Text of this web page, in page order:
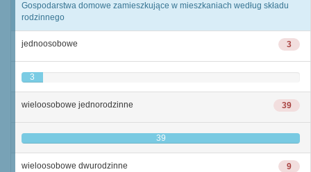
Gospodarstwa domowe zamieszkujące w mieszkaniach według składu
rodzinnego
3
jednoosobowe
3
39
wieloosobowe jednorodzinne
39
9
wieloosobowe dwurodzinne